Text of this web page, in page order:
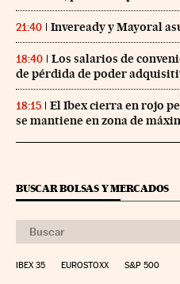
21:40 Inveready y Mayoral
18:40
Los salarios de
de pérdida de poder
18:15
El Ibex cierra en rojo
se mantiene en zona de
BUSCAR BOLSAS Y MERCADOS
IBEX 35 EUROSTOXX S&P 500